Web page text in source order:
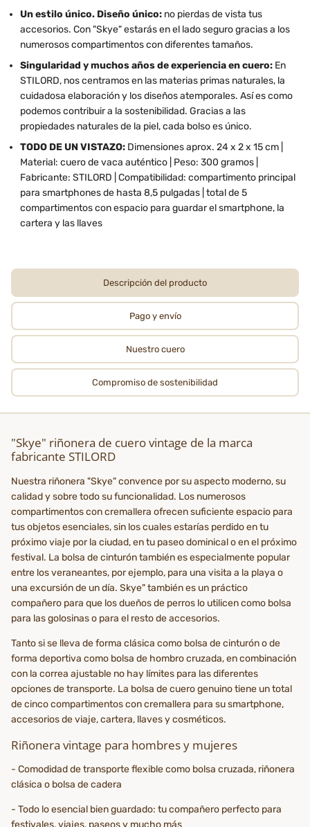
Un estilo único. Diseño único: no pierdas de vista tus
accesorios. Con "Skye" estarás en el lado seguro gracias a los
numerosos compartimentos con diferentes tamaños.
Singularidad y muchos años de experiencia en cuero: En
STILORD, nos centramos en las materias primas naturales, la
cuidadosa elaboración y los diseños atemporales. Así es como
podemos contribuir a la sostenibilidad. Gracias a las
propiedades naturales de la piel, cada bolso es único.
TODO DE UN VISTAZO: Dimensiones aprox. 24 x 2 x 15 cm |
Material: cuero de vaca auténtico | Peso: 300 gramos |
Fabricante: STILORD | Compatibilidad: compartimento principal
para smartphones de hasta 8,5 pulgadas | total de 5
compartimentos con espacio para guardar el smartphone, la
cartera y las llaves
Descripción del producto
Pago y envío
Nuestro cuero
Compromiso de sostenibilidad
"Skye" riñonera de cuero vintage de la marca
fabricante STILORD
Nuestra riñonera "Skye" convence por su aspecto moderno, su
calidad y sobre todo su funcionalidad. Los numerosos
compartimentos con cremallera ofrecen suficiente espacio para
tus objetos esenciales, sin los cuales estarías perdido en tu
próximo viaje por la ciudad, en tu paseo dominical o en el próximo
festival. La bolsa de cinturón también es especialmente popular
entre los veraneantes, por ejemplo, para una visita a la playa o
una excursión de un día. Skye" también es un práctico
compañero para que los dueños de perros lo utilicen como bolsa
para las golosinas o para el resto de accesorios.
Tanto si se lleva de forma clásica como bolsa de cinturón o de
forma deportiva como bolsa de hombro cruzada, en combinación
con la correa ajustable no hay límites para las diferentes
opciones de transporte. La bolsa de cuero genuino tiene un total
de cinco compartimentos con cremallera para su smartphone,
accesorios de viaje, cartera, llaves y cosméticos.
Riñonera vintage para hombres y mujeres
- Comodidad de transporte flexible como bolsa cruzada, riñonera
clásica o bolsa de cadera
- Todo lo esencial bien guardado: tu compañero perfecto para